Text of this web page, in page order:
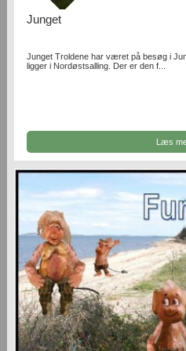
Junget
Junget Troldene har været på besøg i
ligger i Nordøstsalling. Der er den f...
Læs